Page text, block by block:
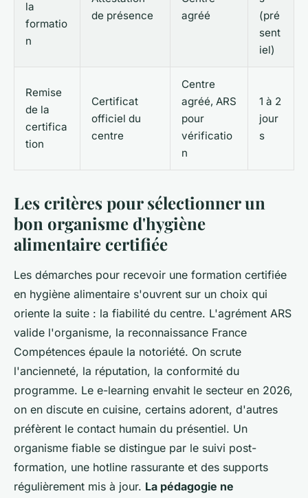
la
formatio
n
de présence
agréé
(pré
sent
iel)
Remise
de la
certifica
tion
Certificat
officiel du
centre
Centre
agréé, ARS
pour
vérificatio
n
1 à 2
jour
s
Les critères pour sélectionner un
bon organisme d'hygiène
alimentaire certifiée
Les démarches pour recevoir une formation certifiée
en hygiène alimentaire s'ouvrent sur un choix qui
oriente la suite : la fiabilité du centre. L'agrément ARS
valide l'organisme, la reconnaissance France
Compétences épaule la notoriété. On scrute
l'ancienneté, la réputation, la conformité du
programme. Le e-learning envahit le secteur en 2026,
on en discute en cuisine, certains adorent, d'autres
préfèrent le contact humain du présentiel. Un
organisme fiable se distingue par le suivi post-
formation, une hotline rassurante et des supports
régulièrement mis à jour. La pédagogie ne